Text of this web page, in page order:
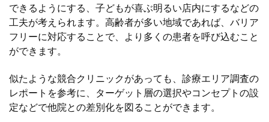
できるようにする、子どもが喜ぶ明るい店内にするなどの
工夫が考えられます。高齢者が多い地域であれば、バリア
フリーに対応することで、より多くの患者を呼び込むこと
ができます。
似たような競合クリニックがあっても、診療エリア調査の
レポートを参考に、ターゲット層の選択やコンセプトの設
定などで他院との差別化を図ることができます。